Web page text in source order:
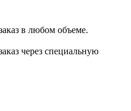
в любом объеме.
через специальную